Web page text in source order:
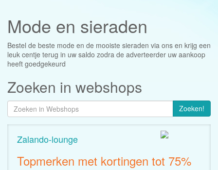
Mode en sieraden
Bestel de beste mode en de mooiste sieraden via ons en krijg een
leuk centje terug in uw saldo zodra de adverteerder uw aankoop
heeft goedgekeurd
Zoeken in webshops
Zoeken!
Zalando-lounge
Topmerken met kortingen tot 75%